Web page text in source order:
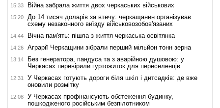
15:33 Війна забрала життя двох черкаських військових
15:20
До 14 тисяч доларів за втечу: черкащанин організував
схему незаконного виїзду військовозобов'язаних
14:44 Вічна пам'ять: пішла з життя черкаська освітянка
14:26 Аграрії Черкащини зібрали перший мільйон тонн зерна
13:14
Без генератора, пандуса та з аварійною душовою: у
Черкасах перевірили гуртожиток для переселенців
12:31
У Черкасах готують дороги біля шкіл і дитсадків: де вже
оновили розмітку
12:08
У Черкасах профінансують обстеження будинку,
пошкодженого російським безпілотником